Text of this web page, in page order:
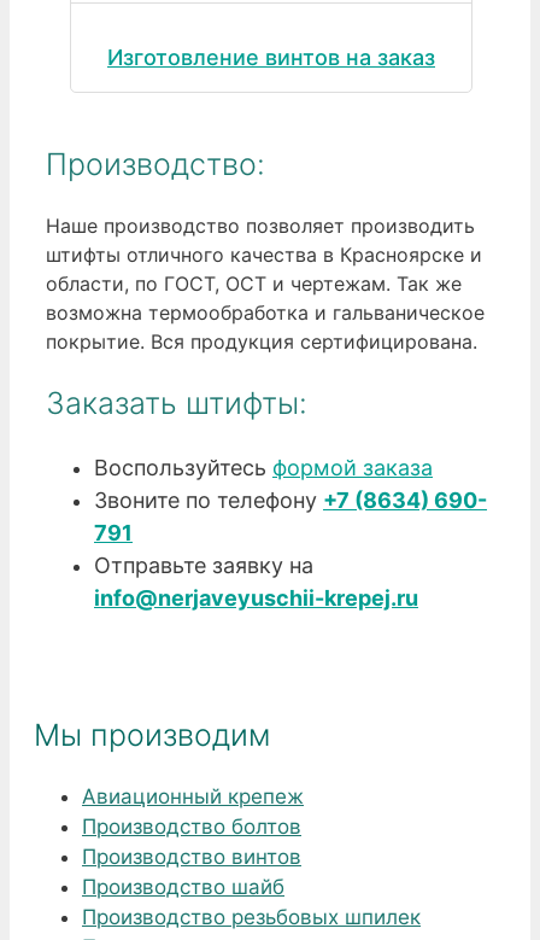
Изготовление винтов на заказ
Производство:
Наше производство позволяет производить
штифты отличного качества в Красноярске и
области, по ГОСТ, ОСТ и чертежам. Так же
возможна термообработка и гальваническое
покрытие. Вся продукция сертифицирована.
Заказать штифты:
Воспользуйтесь формой заказа
Звоните по телефону +7 (8634) 690-
791
Отправьте заявку на
info@nerjaveyuschii-krepej.ru
Мы производим
Авиационный крепеж
Производство болтов
Производство винтов
Производство шайб
Производство резьбовых шпилек